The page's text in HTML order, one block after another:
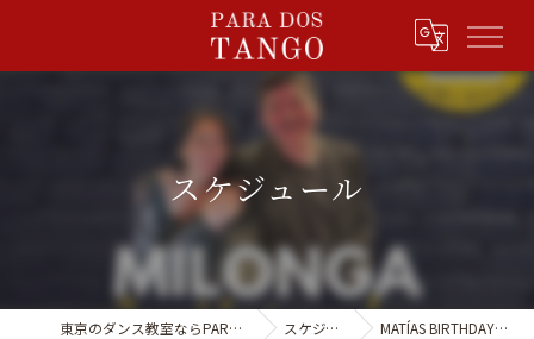
スケジュール
東京のダンス教室ならPARA DOS TANGO スケジュール MATÍAS BIRTHDAY MILONGA